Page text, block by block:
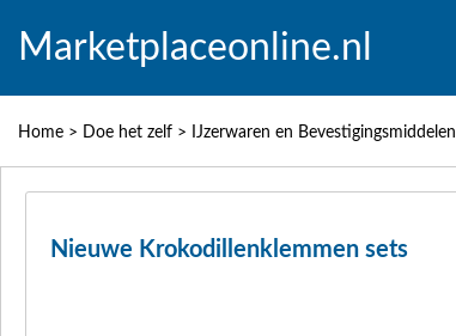
Marketplaceonline.nl
Home > Doe het zelf > IJzerwaren en Bevestigingsmiddelen
Nieuwe Krokodillenklemmen sets